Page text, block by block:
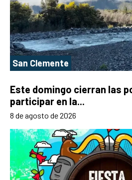
San Clemente
Este domingo cierran las
participar en la...
8 de agosto de 2026